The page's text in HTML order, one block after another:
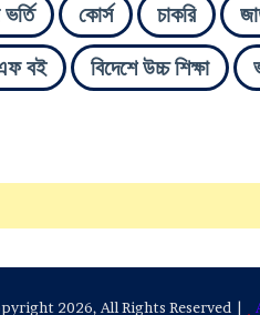
কোর্স চাকরি
বই
বিদেশে উচ্চ শিক্ষা
2026, All Rights Reserved |